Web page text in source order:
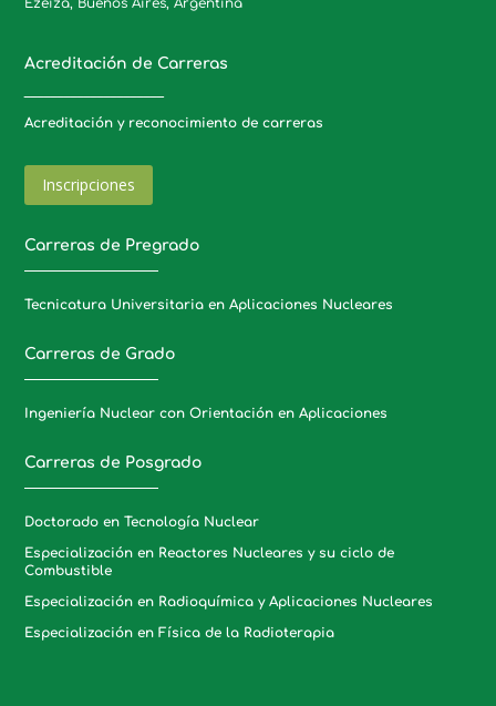
Ezeiza, Buenos Aires, Argentina
Acreditación de Carreras
Acreditación y reconocimiento de carreras
Inscripciones
Carreras de Pregrado
Tecnicatura Universitaria en Aplicaciones Nucleares
Carreras de Grado
Ingeniería Nuclear con Orientación en Aplicaciones
Carreras de Posgrado
Doctorado en Tecnología Nuclear
Especialización en Reactores Nucleares y su ciclo de
Combustible
Especialización en Radioquímica y Aplicaciones Nucleares
Especialización en Física de la Radioterapia